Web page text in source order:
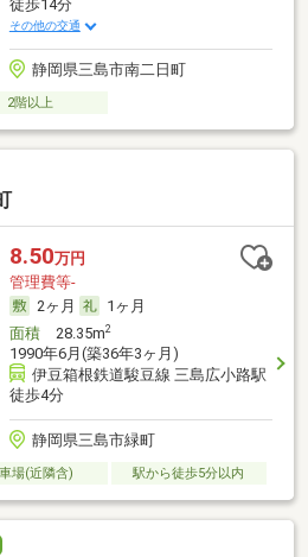
徒歩14分
その他の交通
静岡県三島市南二日町
2階以上
8.50万円
管理費等-
2ヶ月
1ヶ月
面積28.35m2
1990年6月(築36年3ヶ月)
伊豆箱根鉄道駿豆線 三島広小路駅
徒歩4分
静岡県三島市緑町
場(近隣含) 駅から徒歩5分以内